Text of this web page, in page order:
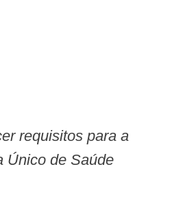
Único de Saúde